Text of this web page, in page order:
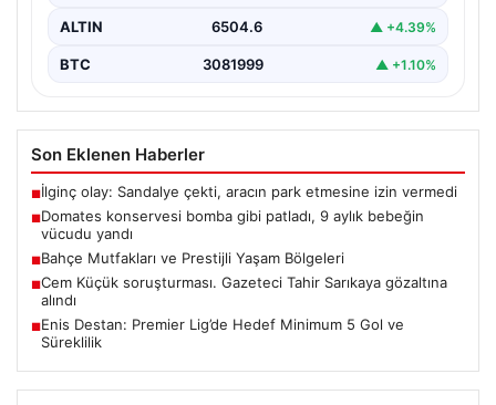
ALTIN 6504.6 ▲ +4.39%
BTC 3081999 ▲ +1.10%
Son Eklenen Haberler
■İlginç olay: Sandalye çekti, aracın park etmesine izin vermedi
■Domates konservesi bomba gibi patladı, 9 aylık bebeğin
vücudu yandı
■Bahçe Mutfakları ve Prestijli Yaşam Bölgeleri
■Cem Küçük soruşturması. Gazeteci Tahir Sarıkaya gözaltına
alındı
■Enis Destan: Premier Lig’de Hedef Minimum 5 Gol ve
Süreklilik